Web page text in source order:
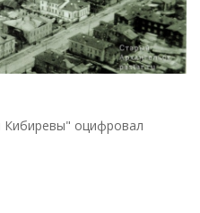
Кибиревы" оцифровал